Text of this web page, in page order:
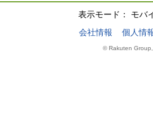
表示モード： モバ
会社情報
個人情
© Rakuten Group,